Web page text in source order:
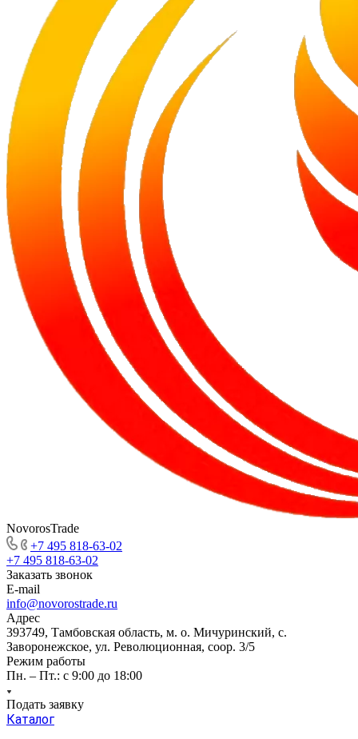
NovorosTrade
+7 495 818-63-02
+7 495 818-63-02
Заказать звонок
E-mail
info@novorostrade.ru
Адрес
393749, Тамбовская область, м. о. Мичуринский, с.
Заворонежское, ул. Революционная, соор. 3/5
Режим работы
Пн. – Пт.: с 9:00 до 18:00
Подать заявку
Каталог